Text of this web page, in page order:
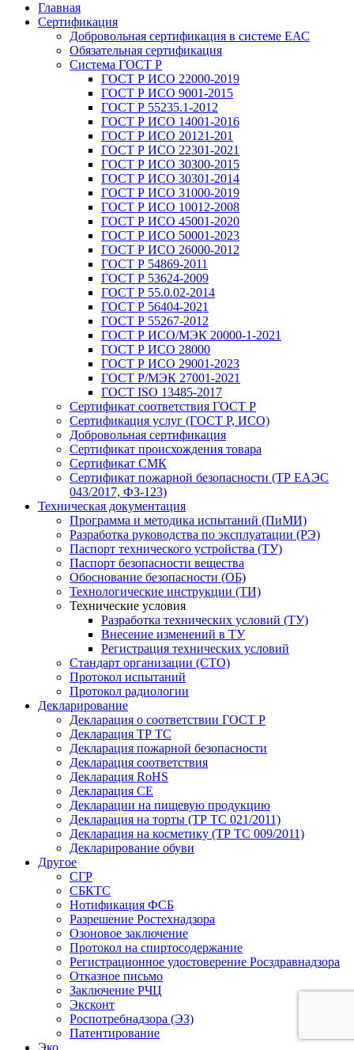
Главная
Сертификация
Добровольная сертификация в системе ЕАС
Обязательная сертификация
Система ГОСТ Р
ГОСТ Р ИСО 22000-2019
ГОСТ Р ИСО 9001-2015
ГОСТ Р 55235.1-2012
ГОСТ Р ИСО 14001-2016
ГОСТ Р ИСО 20121-201
ГОСТ Р ИСО 22301-2021
ГОСТ Р ИСО 30300-2015
ГОСТ Р ИСО 30301-2014
ГОСТ Р ИСО 31000-2019
ГОСТ Р ИСО 10012-2008
ГОСТ Р ИСО 45001-2020
ГОСТ Р ИСО 50001-2023
ГОСТ Р ИСО 26000-2012
ГОСТ Р 54869-2011
ГОСТ Р 53624-2009
ГОСТ Р 55.0.02-2014
ГОСТ Р 56404-2021
ГОСТ Р 55267-2012
ГОСТ Р ИСО/МЭК 20000-1-2021
ГОСТ Р ИСО 28000
ГОСТ Р ИСО 29001-2023
ГОСТ Р/МЭК 27001-2021
ГОСТ ISO 13485-2017
Сертификат соответствия ГОСТ Р
Сертификация услуг (ГОСТ Р, ИСО)
Добровольная сертификация
Сертификат происхождения товара
Сертификат СМК
Сертификат пожарной безопасности (ТР ЕАЭС
043/2017, ФЗ-123)
Техническая документация
Программа и методика испытаний (ПиМИ)
Разработка руководства по эксплуатации (РЭ)
Паспорт технического устройства (ТУ)
Паспорт безопасности вещества
Обоснование безопасности (ОБ)
Технологические инструкции (ТИ)
Технические условия
Разработка технических условий (ТУ)
Внесение изменений в ТУ
Регистрация технических условий
Стандарт организации (СТО)
Протокол испытаний
Протокол радиологии
Декларирование
Декларация о соответствии ГОСТ Р
Декларация ТР ТС
Декларация пожарной безопасности
Декларация соответствия
Декларация RoHS
Декларация СЕ
Декларации на пищевую продукцию
Декларация на торты (ТР ТС 021/2011)
Декларация на косметику (ТР ТС 009/2011)
Декларирование обуви
Другое
СГР
СБКТС
Нотификация ФСБ
Разрешение Ростехнадзора
Озоновое заключение
Протокол на спиртосодержание
Регистрационное удостоверение Росздравнадзора
Отказное письмо
Заключение РЧЦ
Эксконт
Роспотребнадзора (ЭЗ)
Патентирование